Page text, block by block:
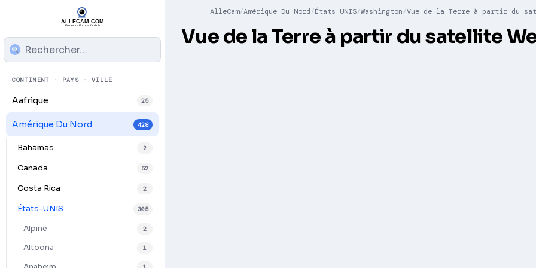
CONTINENT · PAYS · VILLE
Aafrique 25
Amérique Du Nord 428
Bahamas 2
Canada 52
Costa Rica 2
États-UNIS 305
Alpine 2
Altoona 1
AlleCam Amérique Du Nord États-UNIS Washington Vue de la Terre à partir du
Vue de la Terre à partir du satellite